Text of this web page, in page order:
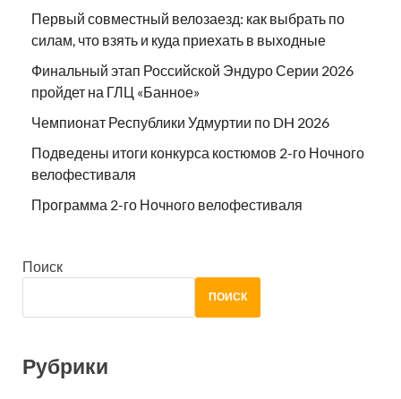
Первый совместный велозаезд: как выбрать по
силам, что взять и куда приехать в выходные
Финальный этап Российской Эндуро Серии 2026
пройдет на ГЛЦ «Банное»
Чемпионат Республики Удмуртии по DH 2026
Подведены итоги конкурса костюмов 2-го Ночного
велофестиваля
Программа 2-го Ночного велофестиваля
Поиск
ПОИСК
Рубрики